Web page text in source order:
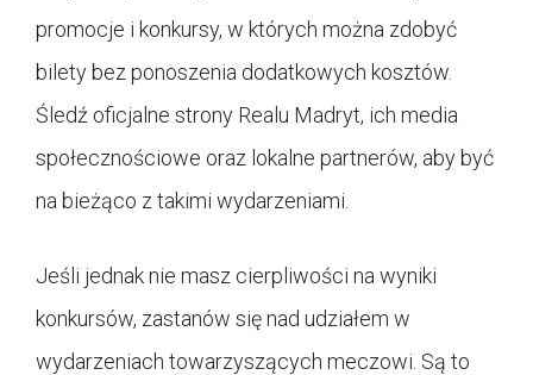
promocje i konkursy, w których można zdobyć
bilety bez ponoszenia dodatkowych kosztów.
Śledź oficjalne strony Realu Madryt, ich media
społecznościowe oraz lokalne partnerów, aby być
na bieżąco z takimi wydarzeniami.
Jeśli jednak nie masz cierpliwości na wyniki
konkursów, zastanów się nad udziałem w
wydarzeniach towarzyszących meczowi. Są to